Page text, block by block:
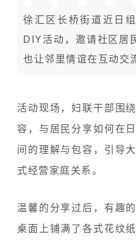
徐汇区长桥街道近日
DIY活动， 邀请社区居
也让邻里情谊在互动交
活动现场，妇联干部围
容，与居民分享如何在
间的理解与包容，引导
式经营家庭关系。
温馨的分享过后，有趣
桌面上铺满了各式花纹